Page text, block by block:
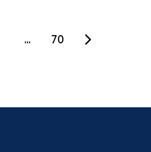
... 70